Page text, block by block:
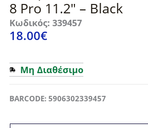
8 Pro 11.2″ – Black
Κωδικός: 339457
18.00€
Μη Διαθέσιμο
BARCODE: 5906302339457